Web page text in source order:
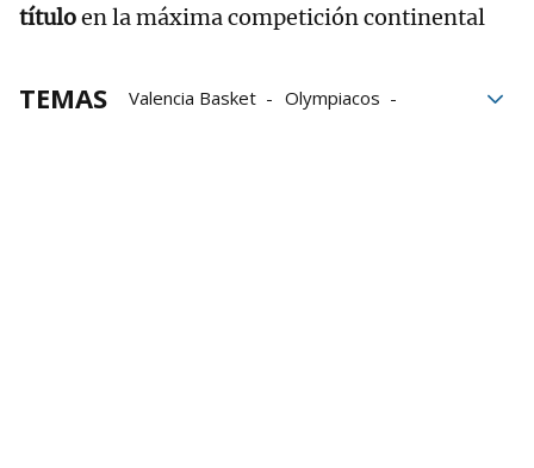
títuloen la máxima competición continental
TEMAS Valencia Basket
Olympiacos